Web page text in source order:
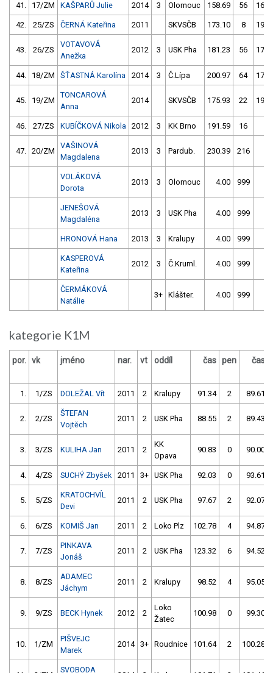
41. 17/ZM KAŠPARŮ Julie 2014 3 Olomouc 158.69 56
42. 25/ZS ČERNÁ Kateřina 2011 SKVSČB 173.10 8
43. 26/ZS
VOTAVOVÁ
Anežka
2012 3 USK Pha 181.23 56
44. 18/ZM ŠŤASTNÁ Karolína 2014 3 Č.Lípa 200.97 64
45. 19/ZM
TONCAROVÁ
Anna
2014 SKVSČB 175.93 22
46. 27/ZS KUBÍČKOVÁ Nikola 2012 3 KK Brno 191.59 16
47. 20/ZM
VAŠINOVÁ
Magdalena
2013 3 Pardub. 230.39 216
VOLÁKOVÁ
Dorota
2013 3 Olomouc 4.00 999
JENEŠOVÁ
Magdaléna
2013 3 USK Pha 4.00 999
HRONOVÁ Hana 2013 3 Kralupy 4.00 999
KASPEROVÁ
Kateřina
2012 3 Č.Kruml. 4.00 999
ČERMÁKOVÁ
Natálie
3+ Klášter. 4.00 999
kategorie K1M
por. vk jméno nar. vt oddíl čas pen čas
1. 1/ZS DOLEŽAL Vít 2011 2 Kralupy 91.34 2 89.61
2. 2/ZS
ŠTEFAN
Vojtěch
2011 2 USK Pha 88.55 2 89.43
3. 3/ZS KULIHA Jan 2011 2
KK
Opava
90.83 0 90.00
4. 4/ZS SUCHÝ Zbyšek 2011 3+ USK Pha 92.03 0 93.61
5. 5/ZS
KRATOCHVÍL
Devi
2011 2 USK Pha 97.67 2 92.07
6. 6/ZS KOMIŠ Jan 2011 2 Loko Plz 102.78 4 94.87
7. 7/ZS
PINKAVA
Jonáš
2011 2 USK Pha 123.32 6 94.52
8. 8/ZS
ADAMEC
Jáchym
2011 2 Kralupy 98.52 4 95.05
9. 9/ZS BECK Hynek 2012 2
Loko
Žatec
100.98 0 99.30
10. 1/ZM
PIŠVEJC
Marek
2014 3+ Roudnice 101.64 2 100.28
SVOBODA